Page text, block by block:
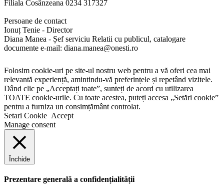
Filiala Cosânzeana 0234 317327
Persoane de contact
Ionuț Tenie - Director
Diana Manea - Șef serviciu Relatii cu publicul, catalogare
documente e-mail: diana.manea@onesti.ro
Folosim cookie-uri pe site-ul nostru web pentru a vă oferi cea mai
relevantă experiență, amintindu-vă preferințele și repetând vizitele.
Dând clic pe „Acceptați toate”, sunteți de acord cu utilizarea
TOATE cookie-urile. Cu toate acestea, puteți accesa „Setări cookie”
pentru a furniza un consimțământ controlat.
Setari Cookie Accept
Manage consent
Închide
Prezentare generală a confidențialității